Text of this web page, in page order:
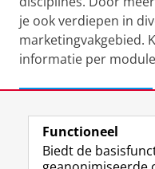
je ook verdiepen in
marketingvakgebied.
informatie per
Vraag een
Functioneel
Biedt de